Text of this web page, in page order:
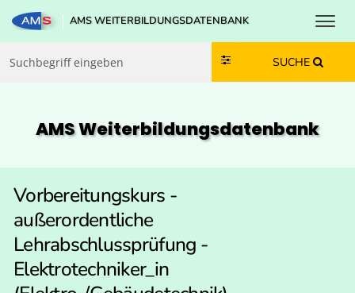
Zum Inhalt springen
Zum Navmenü springen
Zur Suche springen
Zur Footer springen
AMS WEITERBILDUNGSDATENBANK
SUCHE
AMS Weiterbildungs­datenbank
Vorbereitungskurs -
außerordentliche
Lehrabschlussprüfung -
Elektrotechniker_in